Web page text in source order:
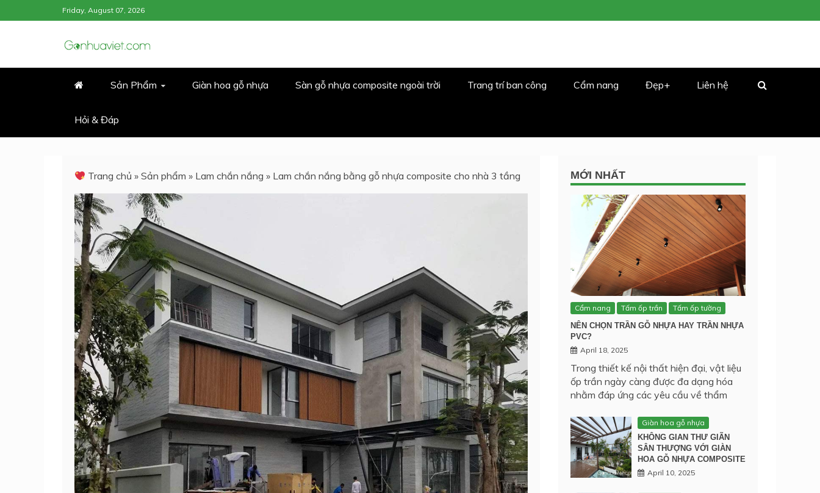
to
Friday, August 07, 2026
GỖ NHỰA VIỆT
GỖ NHỰA COMPOSITE NGOÀI TRỜI
Sản Phẩm Giàn hoa gỗ nhựa Sàn gỗ nhựa composite ngoài trời Trang trí ban công Cẩm nang Đẹp+ Liên hệ
Hỏi & Đáp
Trang chủ »Sản phẩm » Lam chắn nắng » Lam chắn nắng bằng gỗ nhựa composite cho nhà 3 tầng MỚI NHẤT
Cẩm nang Tấm ốp trần
Tấm ốp tường
NÊN CHỌN TRẦN GỖ NHỰA HAY TRẦN NHỰA
PVC?
April 18, 2025
Trong thiết kế nội thất hiện đại, vật liệu
ốp trần ngày càng được đa dạng hóa
nhằm đáp ứng các yêu cầu về thẩm
Giàn hoa gỗ nhựa
KHÔNG GIAN THƯ GIÃN
SÂN THƯỢNG VỚI GIÀN
HOA GỖ NHỰA COMPOSITE
April 10, 2025